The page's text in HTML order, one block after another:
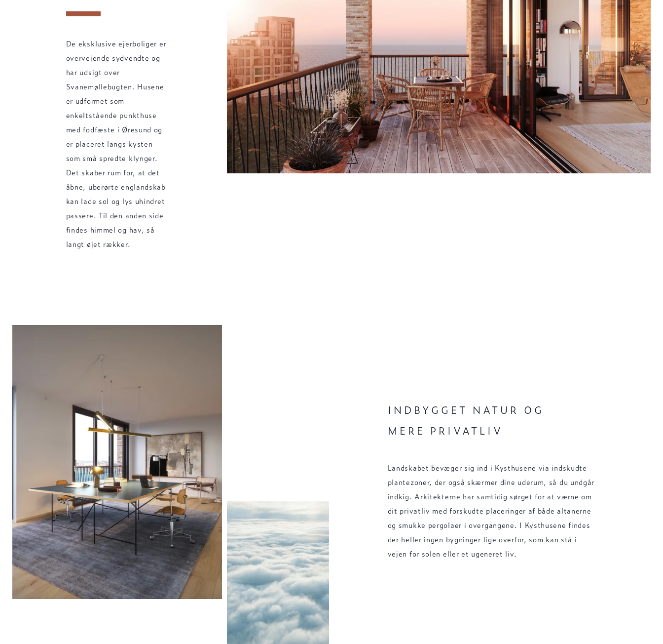
De eksklusive ejerboliger er
overvejende sydvendte og
har udsigt over
Svanemøllebugten. Husene
er udformet som
enkeltstående punkthuse
med fodfæste i Øresund og
er placeret langs kysten
som små spredte klynger.
Det skaber rum for, at det
åbne, uberørte englandskab
kan lade sol og lys uhindret
passere. Til den anden side
findes himmel og hav, så
langt øjet rækker.
INDBYGGET NATUR OG
MERE PRIVATLIV
Landskabet bevæger sig ind i Kysthusene via indskudte
plantezoner, der også skærmer dine uderum, så du undgår
indkig. Arkitekterne har samtidig sørget for at værne om
dit privatliv med forskudte placeringer af både altanerne
og smukke pergolaer i overgangene. I Kysthusene findes
der heller ingen bygninger lige overfor, som kan stå i
vejen for solen eller et ugeneret liv.